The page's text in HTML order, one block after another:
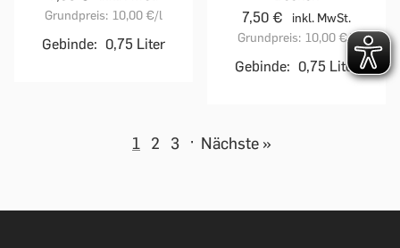
Grundpreis: 10,00 €/l
Gebinde: 0,75 Liter
7,50 €
inkl. MwSt.
Grundpreis: 10,00 €/l
Gebinde: 0,75 Liter
1 2 3 · Nächste »